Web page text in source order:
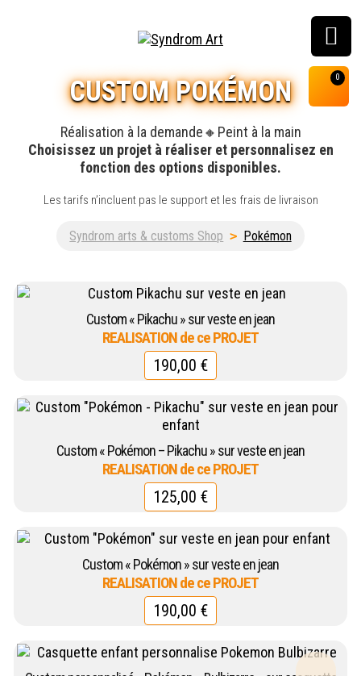
0
Customisation, graffiti
& street art shop
CUSTOM POKÉMON
Réalisation à la demande🔸️Peint à la main
Choisissez un projet à réaliser et personnalisez en
fonction des options disponibles.
Les tarifs n’incluent pas le support et les frais de livraison
Syndrom arts & customs Shop > Pokémon
Custom « Pikachu » sur veste en jean
190,00 €
Custom « Pokémon – Pikachu » sur veste en jean
125,00 €
Custom « Pokémon » sur veste en jean
190,00 €